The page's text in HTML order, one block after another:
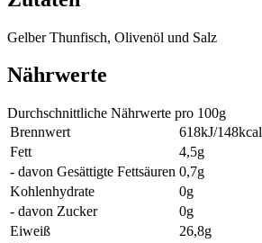
Gelber Thunfisch, Olivenöl und Salz
Nährwerte
Durchschnittliche Nährwerte pro 100g
Brennwert
618kJ/148kcal
Fett
4,5g
- davon Gesättigte Fettsäuren 0,7g
Kohlenhydrate
0g
- davon Zucker
0g
Eiweiß
26,8g